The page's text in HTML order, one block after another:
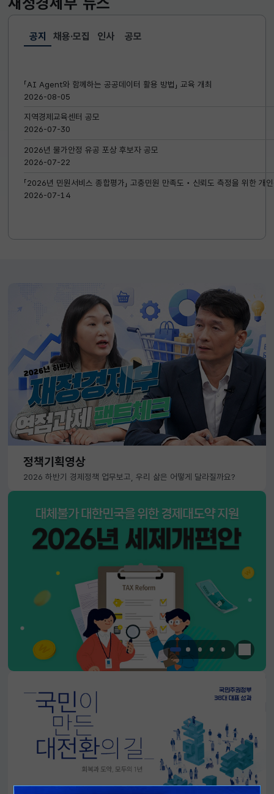
공지
선택됨
공지
「AI Agent와 함께하는 공공데이터 활용 방법」 교육 개최
2026-08-05
지역경제교육센터 공모
2026-07-30
2026년 물가안정 유공 포상 후보자 공모
2026-07-22
「2026년 민원서비스 종합평가」 고충민원 만족도‧신뢰도 측정을 위한 개
2026-07-14
채용·모집 인사 공모
정책기획영상
2026 하반기 경제정책 업무보고, 우리 삶은 어떻게 달라질까요?
한눈에